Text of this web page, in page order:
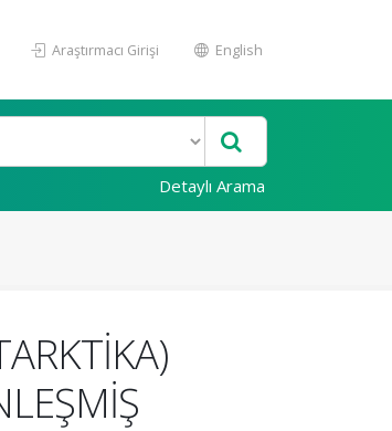
Araştırmacı Girişi English
Detaylı Arama